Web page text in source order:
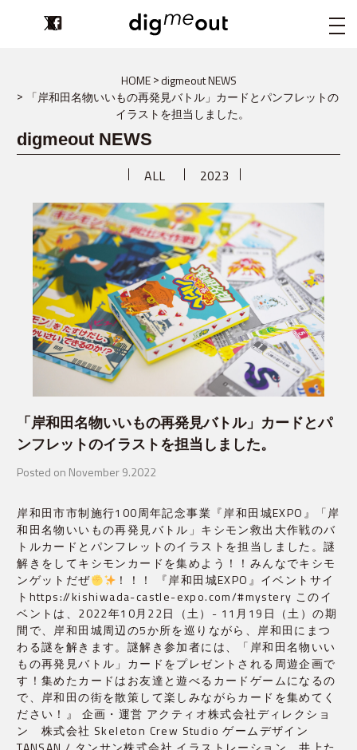
digmeout
HOME
digmeout NEWS
「岸和田名物いいもの再発見バトル」カードとパンフレットの
イラストを担当しました。
digmeout NEWS
ALL 2023
「岸和田名物いいもの再発見バトル」カードとパ
ンフレットのイラストを担当しました。
Posted on November 9.2022
岸和田市市制施行100周年記念事業『岸和田城EXPO』「岸
和田名物いいもの再発見バトル」キシモン救出大作戦のバ
トルカードとパンフレットのイラストを担当しました。謎
解きをしてキシモンカードを集めよう！！みんなでキシモ
ンゲットだぜ
！！！ 『岸和田城EXPO』イベントサイ
トhttps://kishiwada-castle-expo.com/#mystery このイ
ベントは、2022年10月22日（土）- 11月19日（土）の期
間で、岸和田城周辺の5か所を巡りながら、岸和田にまつ
わる謎を解きます。謎解き参加者には、「岸和田名物いい
もの再発見バトル」カードをプレゼントされる周遊企画で
す！集めたカードはお友達と遊べるカードゲームになるの
で、岸和田の街を散策して楽しみながらカードを集めてく
ださい！』 企画・運営 アクティオ株式会社ディレクショ
ン 株式会社 Skeleton Crew Studio ゲームデザイン